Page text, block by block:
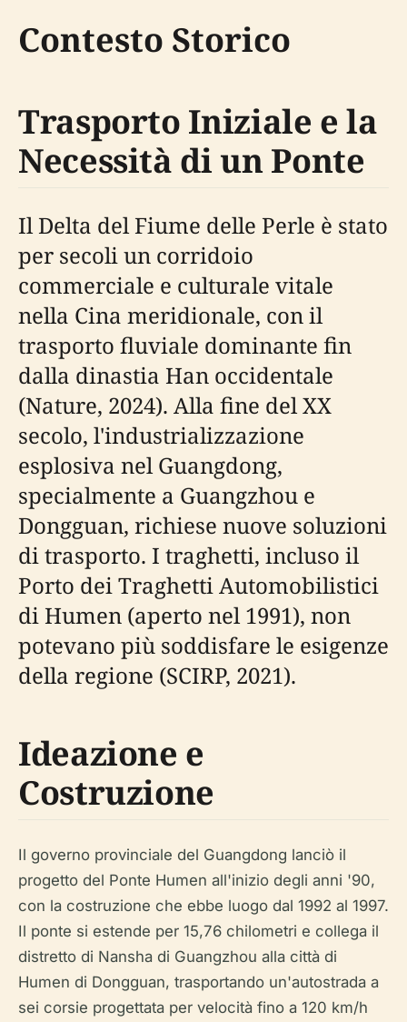
Contesto Storico
Trasporto Iniziale e la
Necessità di un Ponte
Il Delta del Fiume delle Perle è stato
per secoli un corridoio
commerciale e culturale vitale
nella Cina meridionale, con il
trasporto fluviale dominante fin
dalla dinastia Han occidentale
(Nature, 2024). Alla fine del XX
secolo, l'industrializzazione
esplosiva nel Guangdong,
specialmente a Guangzhou e
Dongguan, richiese nuove soluzioni
di trasporto. I traghetti, incluso il
Porto dei Traghetti Automobilistici
di Humen (aperto nel 1991), non
potevano più soddisfare le esigenze
della regione (SCIRP, 2021).
Ideazione e
Costruzione
Il governo provinciale del Guangdong lanciò il
progetto del Ponte Humen all'inizio degli anni '90,
con la costruzione che ebbe luogo dal 1992 al 1997.
Il ponte si estende per 15,76 chilometri e collega il
distretto di Nansha di Guangzhou alla città di
Humen di Dongguan, trasportando un'autostrada a
sei corsie progettata per velocità fino a 120 km/h